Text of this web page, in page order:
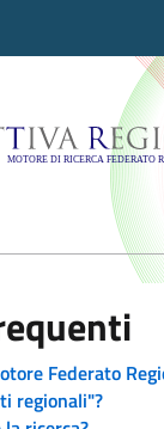
Federato
regionali"?